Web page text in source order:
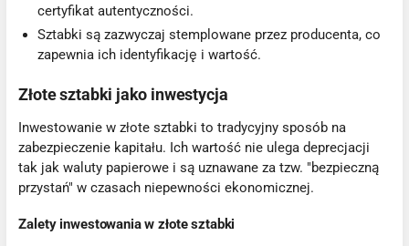
certyfikat autentyczności.
Sztabki są zazwyczaj stemplowane przez producenta, co
zapewnia ich identyfikację i wartość.
Złote sztabki jako inwestycja
Inwestowanie w złote sztabki to tradycyjny sposób na
zabezpieczenie kapitału. Ich wartość nie ulega deprecjacji
tak jak waluty papierowe i są uznawane za tzw. "bezpieczną
przystań" w czasach niepewności ekonomicznej.
Zalety inwestowania w złote sztabki